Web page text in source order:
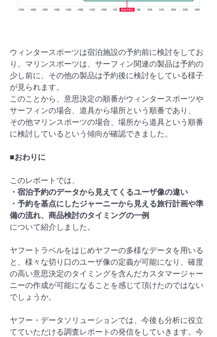
ウィンタースポーツは宿泊施設の予約前に検討をしてお
り、マリンスポーツは、サーフィン関連の製品は予約の
少し前に、その他の製品は予約後に検討をしている様子
が見られます。
このことから、意思決定の順番がウィンタースポーツや
サーフィンの場合、道具から場所という順番であり、
その他マリンスポーツの場合、場所から道具という順番
に検討しているという傾向が確認できました。
■おわりに
このレポートでは、
・宿泊予約のデータから見えてくるユーザ像の違い
・予約を基点にしたジャーニーから見える旅行計画や準
備の流れ、商品検討のタイミングの一例
について紹介しました。
ヤフートラベルをはじめヤフーの多様なデータを用いる
と、様々な切り口のユーザ像の定義が可能になり、確度
の高い意思決定のタイミングを含んだカスタマージャー
ニーの作成が可能になることを感じて頂けたのではない
でしょうか。
ヤフー・データソリューションでは、今後も分析に役立
てていただける調査レポートの発信をしていきます。今